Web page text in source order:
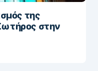
της
στην